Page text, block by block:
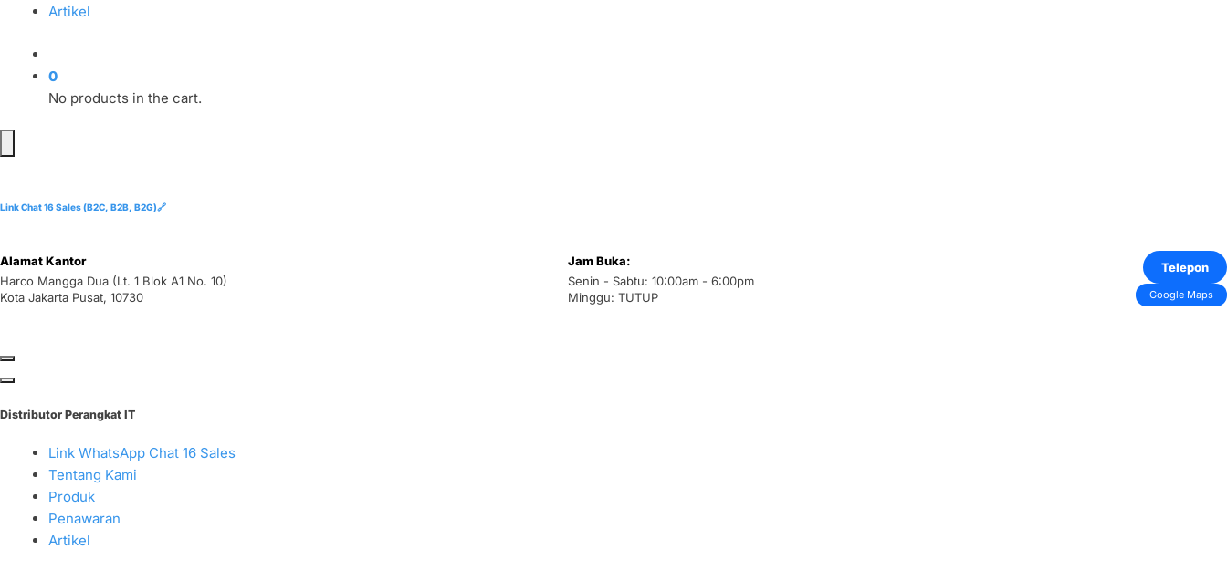
Artikel
0
No products in the cart.
Link Chat 16 Sales (B2C, B2B, B2G)🔗
Alamat Kantor
Harco Mangga Dua (Lt. 1 Blok A1 No. 10)
Kota Jakarta Pusat, 10730
Jam Buka:
Senin - Sabtu: 10:00am - 6:00pm
Minggu: TUTUP
Telepon
Google Maps
Distributor Perangkat IT
Link WhatsApp Chat 16 Sales
Tentang Kami
Produk
Penawaran
Artikel